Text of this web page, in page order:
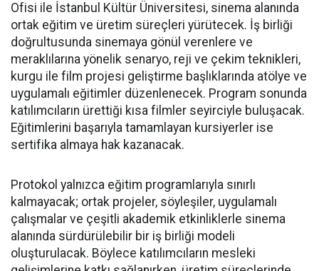
Ofisi ile İstanbul Kültür Üniversitesi, sinema alanında
ortak eğitim ve üretim süreçleri yürütecek. İş birliği
doğrultusunda sinemaya gönül verenlere ve
meraklılarına yönelik senaryo, reji ve çekim teknikleri,
kurgu ile film projesi geliştirme başlıklarında atölye ve
uygulamalı eğitimler düzenlenecek. Program sonunda
katılımcıların ürettiği kısa filmler seyirciyle buluşacak.
Eğitimlerini başarıyla tamamlayan kursiyerler ise
sertifika almaya hak kazanacak.
Protokol yalnızca eğitim programlarıyla sınırlı
kalmayacak; ortak projeler, söyleşiler, uygulamalı
çalışmalar ve çeşitli akademik etkinliklerle sinema
alanında sürdürülebilir bir iş birliği modeli
oluşturulacak. Böylece katılımcıların mesleki